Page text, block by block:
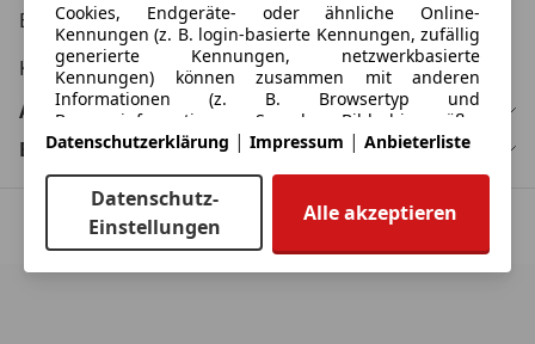
Erklärung zur Barrierefreiheit
KFZ Kaufvertrag
Automarken
Bundesländer
© Copyright2026
Cookies, Endgeräte- oder ähnliche Online-
Kennungen (z. B. login-basierte Kennungen, zufällig
generierte Kennungen, netzwerkbasierte
Kennungen) können zusammen mit anderen
Informationen (z. B. Browsertyp und
Browserinformationen, Sprache, Bildschirmgröße,
unterstützte Technologien usw.) auf Ihrem Endgerät
es jedes Mal wiederzuerkennen, wenn es eine App
oder einer Webseite aufruft. Dies geschieht für
einen oder mehrere der hier aufgeführten
Verarbeitungszwecke.
Datenschutzerklärung | Impressum | Anbieterliste
Datenschutz-
Einstellungen
Alle akzeptieren